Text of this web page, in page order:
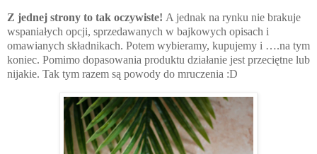
Z jednej strony to tak oczywiste! A jednak na rynku nie brakuje
wspaniałych opcji, sprzedawanych w bajkowych opisach i
omawianych składnikach. Potem wybieramy, kupujemy i ….na tym
koniec. Pomimo dopasowania produktu działanie jest przeciętne lub
nijakie. Tak tym razem są powody do mruczenia :D